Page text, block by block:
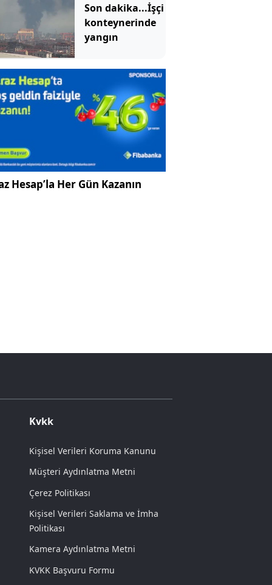
Son dakika...İşçi
konteynerinde
yangın
Hesap’la Her Gün Kazanın
Kvkk
Kişisel Verileri Koruma Kanunu
Müşteri Aydınlatma Metni
Çerez Politikası
Kişisel Verileri Saklama ve İmha
Politikası
Kamera Aydınlatma Metni
KVKK Başvuru Formu